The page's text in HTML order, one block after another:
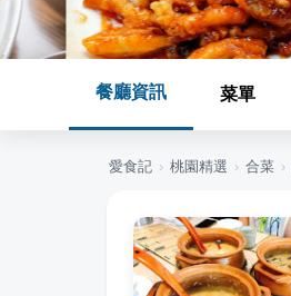
餐廳資訊 菜單
愛食記 › 桃園精選 › 合菜 ›